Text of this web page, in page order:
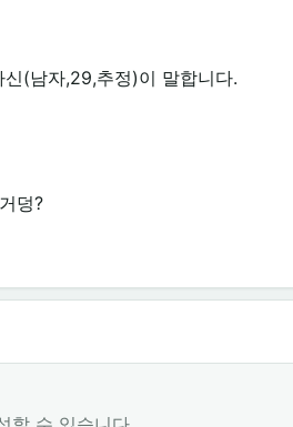
(남자,29,추정)이 말합니다.
덩?